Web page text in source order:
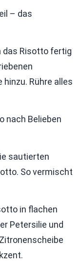
– das
das Risotto fertig
Rühre alles
nach Belieben
sautierten
So vermischt
in flachen
Petersilie und